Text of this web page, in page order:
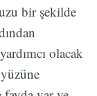
bir şekilde
olacak